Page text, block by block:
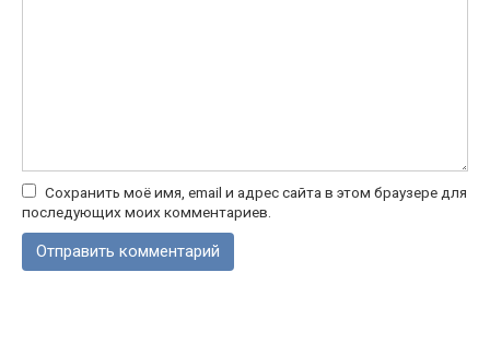
Сохранить моё имя, email и адрес сайта в этом браузере для
последующих моих комментариев.